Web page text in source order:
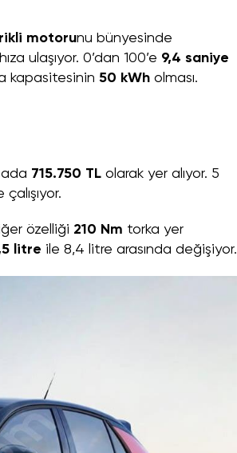
motorunu bünyesinde
hıza ulaşıyor. 0’dan 100’e 9,4 saniye
kapasitesinin 50 kWh olması.
715.750 TL olarak yer alıyor. 5
özelliği 210 Nm torka yer
litre ile 8,4 litre arasında değişiyor.